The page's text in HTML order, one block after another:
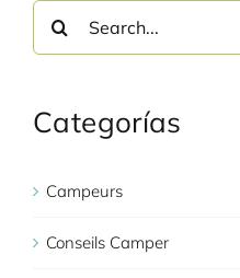
Search
Categorías
Campeurs
Conseils Camper